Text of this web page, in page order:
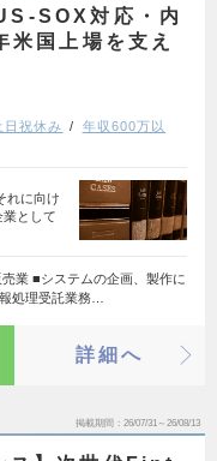
SOX対応・内
国上場を支え
日祝休み
年収600万以
れに向け
として
業 ■システムの企画、製作に
処理受託業務…
詳細へ
掲載期間 26/07/31～26/08/13